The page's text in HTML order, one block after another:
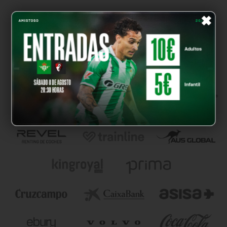
×
00:00:00
2026/04/13 | VOCES
00:00:00
OUR PARTNERS